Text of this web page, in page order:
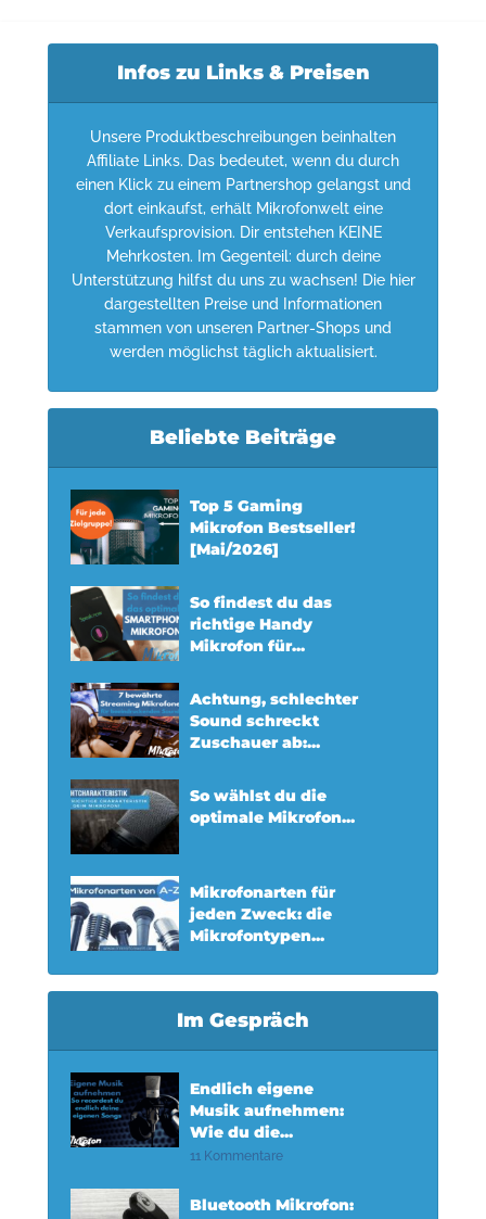
Infos zu Links & Preisen
Unsere Produktbeschreibungen beinhalten
Affiliate Links. Das bedeutet, wenn du durch
einen Klick zu einem Partnershop gelangst und
dort einkaufst, erhält Mikrofonwelt eine
Verkaufsprovision. Dir entstehen KEINE
Mehrkosten. Im Gegenteil: durch deine
Unterstützung hilfst du uns zu wachsen! Die hier
dargestellten Preise und Informationen
stammen von unseren Partner-Shops und
werden möglichst täglich aktualisiert.
Beliebte Beiträge
Top 5 Gaming
Mikrofon Bestseller!
[Mai/2026]
So findest du das
richtige Handy
Mikrofon für...
Achtung, schlechter
Sound schreckt
Zuschauer ab:...
So wählst du die
optimale Mikrofon...
Mikrofonarten für
jeden Zweck: die
Mikrofontypen...
Im Gespräch
Endlich eigene
Musik aufnehmen:
Wie du die...
11 Kommentare
Bluetooth Mikrofon: